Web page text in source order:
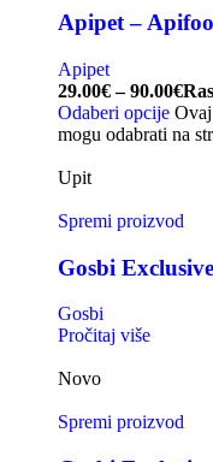
Apipet –
Apipet
29.00€ – 90.00€
Odaberi opcije
mogu odabrati na
Upit
Spremi proizvod
Gosbi
Gosbi
Pročitaj više
Novo
Spremi proizvod